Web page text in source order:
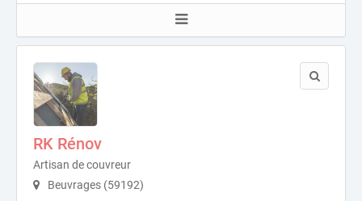
RK Rénov
Artisan de couvreur
Beuvrages (59192)